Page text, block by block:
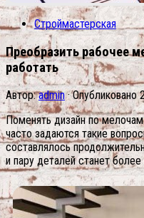
Строймастерская
Преобразить рабочее
работать
Автор:admin · Опубликовано
Поменять дизайн по
часто задаются такие
составлялось
и пару деталей станет